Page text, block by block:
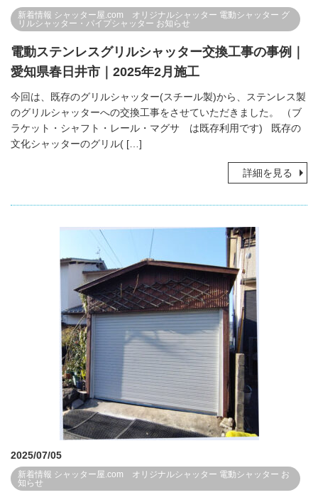
新着情報 シャッター屋.com オリジナルシャッター 電動シャッター グ
リルシャッター・パイプシャッター お知らせ
電動ステンレスグリルシャッター交換工事の事例｜
愛知県春日井市｜2025年2月施工
今回は、既存のグリルシャッター(スチール製)から、ステンレス製
のグリルシャッターへの交換工事をさせていただきました。 （ブ
ラケット・シャフト・レール・マグサ は既存利用です) 既存の
文化シャッターのグリル( […]
詳細を見る
2025/07/05
新着情報 シャッター屋.com オリジナルシャッター 電動シャッター お
知らせ